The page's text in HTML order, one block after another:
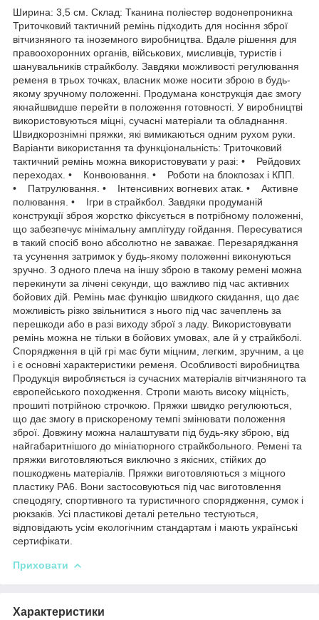
Ширина: 3,5 см. Склад: Тканина поліестер водонепроникна
Триточковий тактичний ремінь підходить для носіння зброї
вітчизняного та іноземного виробництва. Вдале рішення для
правоохоронних органів, військових, мисливців, туристів і
шанувальників страйкболу. Завдяки можливості регулювання
ременя в трьох точках, власник може носити зброю в будь-
якому зручному положенні. Продумана конструкція дає змогу
якнайшвидше перейти в положення готовності. У виробництві
використовуються міцні, сучасні матеріали та обладнання.
Швидкорознімні пряжки, які вимикаються одним рухом руки.
Варіанти використання та функціональність: Триточковий
тактичний ремінь можна використовувати у разі: • Рейдових
переходах. • Конвоювання. • Роботи на блокпозах і КПП.
• Патрулювання. • Інтенсивних вогневих атак. • Активне
полювання. • Ігри в страйкбол. Завдяки продуманій
конструкції зброя жорстко фіксується в потрібному положенні,
що забезпечує мінімальну амплітуду гойдання. Пересуватися
в такий спосіб воно абсолютно не заважає. Перезаряджання
та усунення затримок у будь-якому положенні виконуються
зручно. З одного плеча на іншу зброю в такому ремені можна
перекинути за лічені секунди, що важливо під час активних
бойових дій. Ремінь має функцію швидкого скидання, що дає
можливість різко звільнитися з нього під час зачеплень за
перешкоди або в разі виходу зброї з ладу. Використовувати
ремінь можна не тільки в бойових умовах, але й у страйкболі.
Спорядження в цій грі має бути міцним, легким, зручним, а це
і є основні характеристики ременя. Особливості виробництва
Продукція виробляється із сучасних матеріалів вітчизняного та
європейського походження. Стропи мають високу міцність,
прошиті потрійною строчкою. Пряжки швидко регулюються,
що дає змогу в прискореному темпі змінювати положення
зброї. Довжину можна налаштувати під будь-яку зброю, від
найгабаритнішого до мініатюрного страйкбольного. Ремені та
пряжки виготовляються виключно з якісних, стійких до
пошкоджень матеріалів. Пряжки виготовляються з міцного
пластику PA6. Вони застосовуються під час виготовлення
спецодягу, спортивного та туристичного спорядження, сумок і
рюкзаків. Усі пластикові деталі ретельно тестуються,
відповідають усім екологічним стандартам і мають українські
сертифікати.
Приховати
Характеристики